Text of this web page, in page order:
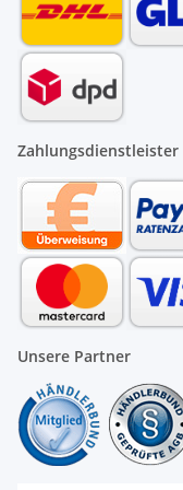
Zahlungsdienstleister
Unsere Partner